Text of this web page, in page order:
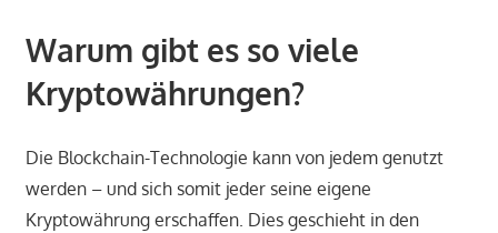
Warum gibt es so viele
Kryptowährungen?
Die Blockchain-Technologie kann von jedem genutzt
werden – und sich somit jeder seine eigene
Kryptowährung erschaffen. Dies geschieht in den